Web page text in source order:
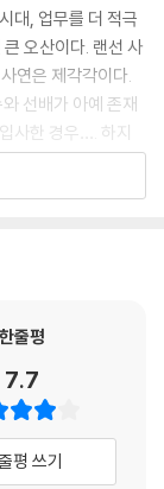
태’를 의미한다. 지
일을 내년에도 똑
해 먹고사는 생활
시점까지 원하는 방
정감이 나에겐 정
내 일의 유통기한과
째로 사람들은 약
아몬드가 아니다.
로는 성공 은 노력
무의미한 일이 되
다고 봐야 한다.
대, 업무를 더 적극
오산이다. 랜선 사
연은 제각각이다.
선배가 아예 존재
사한 경우…. 하지
있다. 바로 일터에
구하고 꾸준히 배
트에서 대상을 수
동 창업한 그는 자
속에서도 멋진 결
성한 프리랜서에 안
. 책에는 작가가
아낌없이 담겨 있
한줄평
7.7
평 쓰기